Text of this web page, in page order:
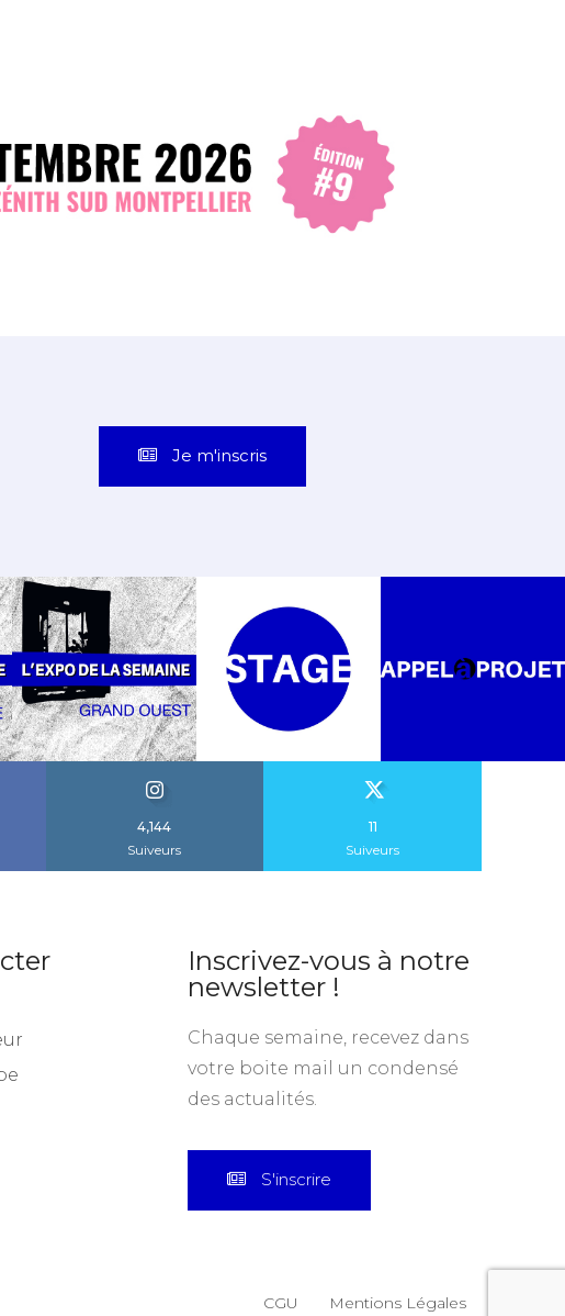
Je m'inscris
4,144
Suiveurs
11
Suiveurs
Inscrivez-vous à notre
newsletter !
Chaque semaine, recevez dans
votre boite mail un condensé
des actualités.
S'inscrire
CGU Mentions Légales